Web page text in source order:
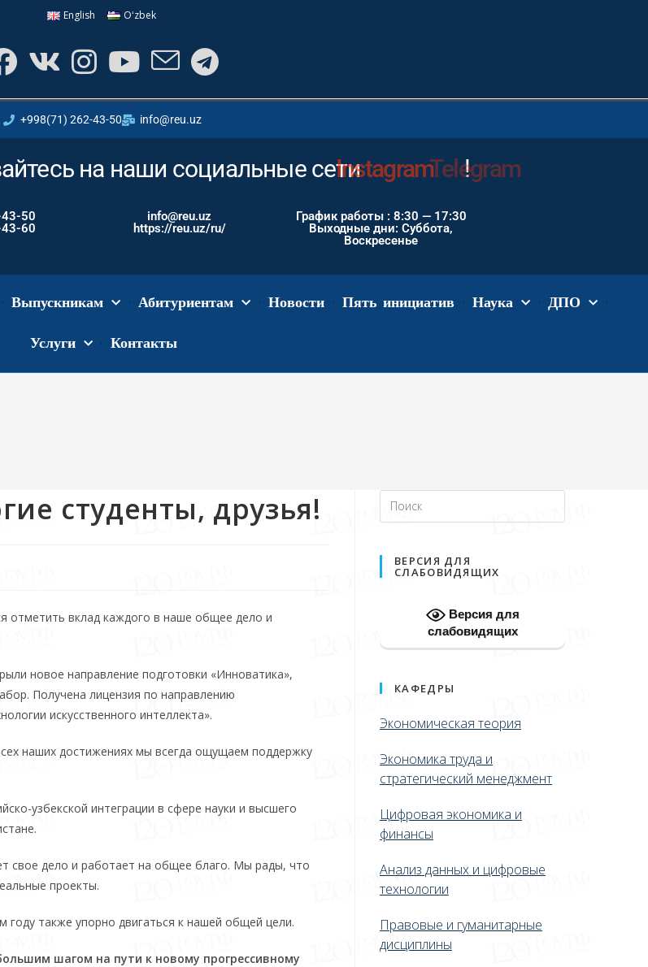
English Oʻzbek
+998(71) 262-43-50 info@reu.uz
на наши социальные сетиInstagram!
50
60
info@reu.uz
https://reu.uz/ru/
График работы : 8:30 — 17:30
Выходные дни: Суббота,
Воскресенье
Выпускникам Абитуриентам Новости Пять инициатив Наука ДПО
Услуги Контакты
студенты, друзья!
отметить вклад каждого в наше общее дело и
новое направление подготовки «Инноватика»,
Получена лицензия по направлению
искусственного интеллекта».
наших достижениях мы всегда ощущаем поддержку
узбекской интеграции в сфере науки и высшего
свое дело и работает на общее благо. Мы рады, что
проекты.
также упорно двигаться к нашей общей цели.
шагом на пути к новому прогрессивному
ВЕРСИЯ ДЛЯ
СЛАБОВИДЯЩИХ
Версия для
слабовидящих
КАФЕДРЫ
Экономическая теория
Экономика труда и
стратегический менеджмент
Цифровая экономика и
финансы
Анализ данных и цифровые
технологии
Правовые и гуманитарные
дисциплины